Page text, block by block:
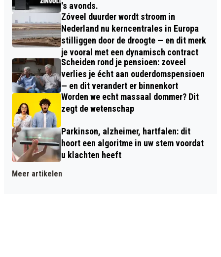
's avonds.
Zóveel duurder wordt stroom in
Nederland nu kerncentrales in Europa
stilliggen door de droogte — en dit merk
je vooral met een dynamisch contract
Scheiden rond je pensioen: zoveel
verlies je écht aan ouderdomspensioen
— en dit verandert er binnenkort
Worden we echt massaal dommer? Dit
zegt de wetenschap
Parkinson, alzheimer, hartfalen: dit
hoort een algoritme in uw stem voordat
u klachten heeft
Meer artikelen